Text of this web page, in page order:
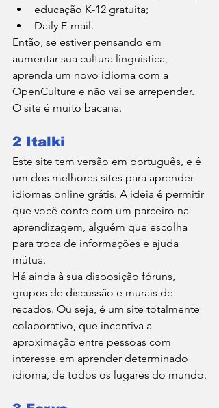
educação K-12 gratuita;
Daily E-mail.
Então, se estiver pensando em
aumentar sua cultura linguística,
aprenda um novo idioma com a
OpenCulture e não vai se arrepender.
O site é muito bacana.
2 Italki
Este site tem versão em português, e é
um dos melhores sites para aprender
idiomas online grátis. A ideia é permitir
que você conte com um parceiro na
aprendizagem, alguém que escolha
para troca de informações e ajuda
mútua.
Há ainda à sua disposição fóruns,
grupos de discussão e murais de
recados. Ou seja, é um site totalmente
colaborativo, que incentiva a
aproximação entre pessoas com
interesse em aprender determinado
idioma, de todos os lugares do mundo.